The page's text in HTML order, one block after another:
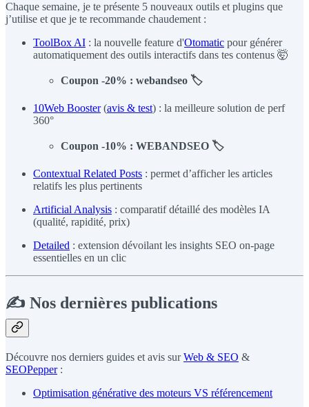
Chaque semaine, je te présente 5 nouveaux outils et plugins que
j’utilise et que je te recommande chaudement :
ToolBox AI : la nouvelle feature d'Otomatic pour générer
automatiquement des outils interactifs dans tes contenus 🤯
Coupon -20% : webandseo 🏷️
10Web Booster(avis & test) : la meilleure solution de perf
360°
Coupon -10% : WEBANDSEO 🏷️
Contextual Related Posts : permet d’afficher les articles
relatifs les plus pertinents
Artificial Analysis : comparatif détaillé des modèles IA
(qualité, rapidité, prix)
Detailed : extension dévoilant les insights SEO on-page
essentielles en un clic
✍️ Nos dernières publications
Découvre nos derniers guides et avis surWeb & SEO &
SEOPepper:
Optimisation générative des moteurs VS référencement